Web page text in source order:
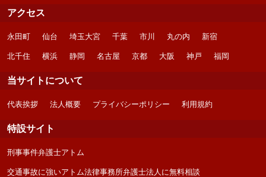
アクセス
永田町 仙台 埼玉大宮 千葉 市川 丸の内 新宿
北千住 横浜 静岡 名古屋 京都 大阪 神戸 福岡
当サイトについて
代表挨拶 法人概要 プライバシーポリシー 利用規約
特設サイト
刑事事件弁護士アトム
交通事故に強いアトム法律事務所弁護士法人に無料相談